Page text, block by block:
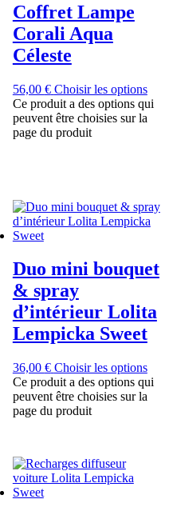
Coffret Lampe
Corali Aqua
Céleste
56,00 € Choisir les options
Ce produit a des options qui
peuvent être choisies sur la
page du produit
Duo mini bouquet
& spray
d’intérieur Lolita
Lempicka Sweet
36,00 € Choisir les options
Ce produit a des options qui
peuvent être choisies sur la
page du produit